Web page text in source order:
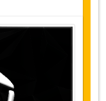
الخاصة في جميع
إلى تفاصيل الخصم
لمدة سنة
هذا المقهى
كاتب فرنسي شهير،
الى التلة التي تمكننا